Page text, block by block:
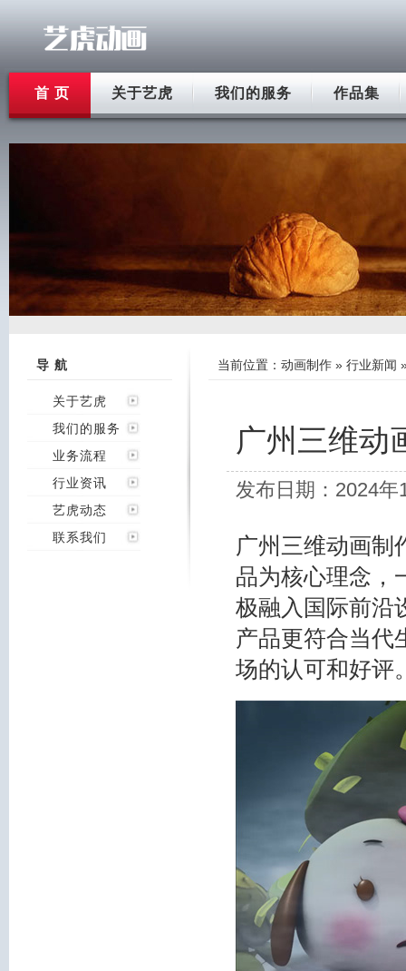
首 页 关于艺虎 我们的服务 作品集
导 航
关于艺虎
我们的服务
业务流程
行业资讯
艺虎动态
联系我们
当前位置： 动画制作 » 行业新闻
广州三维动
发布日期：2024
广州三维动画制
品为核心理念，
极融入国际前沿
产品更符合当代
场的认可和好评